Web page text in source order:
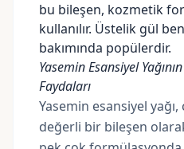
bu bileşen, kozmetik
kullanılır. Üstelik gül
bakımında popülerdir.
Yasemin Esansiyel
Faydaları
Yasemin esansiyel
değerli bir bileşen